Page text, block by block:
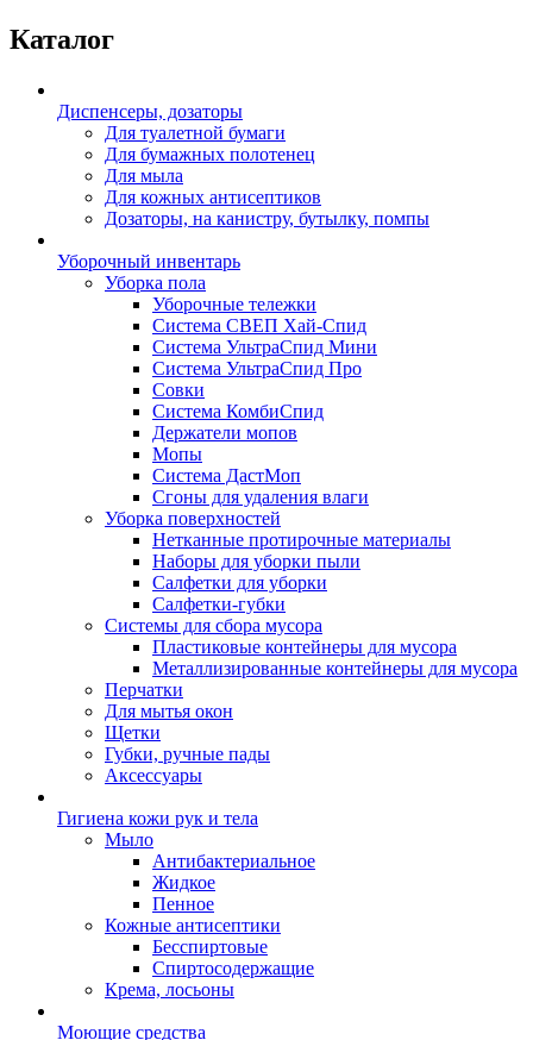
Каталог
Диспенсеры, дозаторы
Для туалетной бумаги
Для бумажных полотенец
Для мыла
Для кожных антисептиков
Дозаторы, на канистру, бутылку, помпы
Уборочный инвентарь
Уборка пола
Уборочные тележки
Система СВЕП Хай-Спид
Система УльтраСпид Мини
Система УльтраСпид Про
Совки
Система КомбиСпид
Держатели мопов
Мопы
Система ДастМоп
Сгоны для удаления влаги
Уборка поверхностей
Нетканные протирочные материалы
Наборы для уборки пыли
Салфетки для уборки
Салфетки-губки
Системы для сбора мусора
Пластиковые контейнеры для мусора
Металлизированные контейнеры для мусора
Перчатки
Для мытья окон
Щетки
Губки, ручные пады
Аксессуары
Гигиена кожи рук и тела
Мыло
Антибактериальное
Жидкое
Пенное
Кожные антисептики
Бесспиртовые
Cпиртосодержащие
Крема, лосьоны
Моющие средства